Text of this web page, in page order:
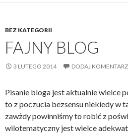
BEZ KATEGORII
FAJNY BLOG
3 LUTEGO 2014 DODAJ KOMENTARZ
Pisanie bloga jest aktualnie wielce
to z poczucia bezsensu niekiedy w
zawżdy powinniśmy to robić z
wilotematyczny jest wielce